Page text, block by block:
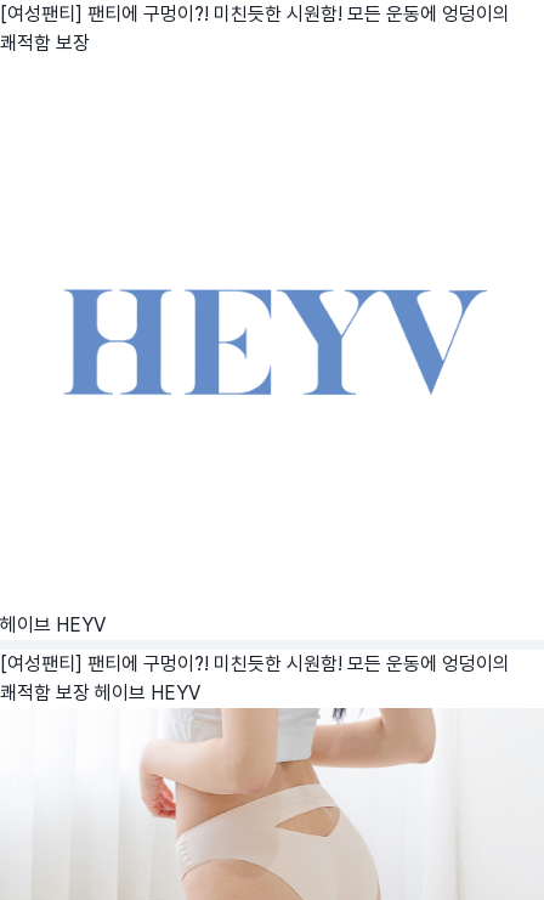
[여성팬티] 팬티에 구멍이?! 미친듯한 시원함! 모든 운동에 엉덩이의
쾌적함 보장
헤이브 HEYV
[여성팬티] 팬티에 구멍이?! 미친듯한 시원함! 모든 운동에 엉덩이의
쾌적함 보장 헤이브 HEYV